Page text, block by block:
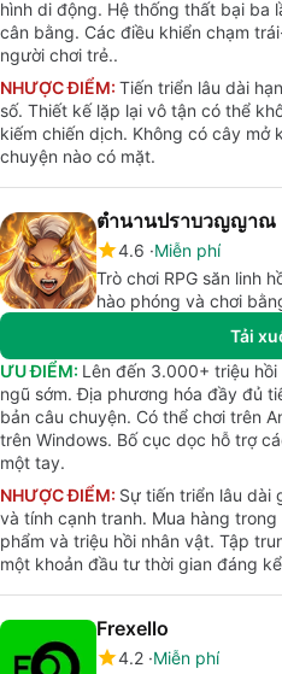
hình di động. Hệ thống thất bại ba
cân bằng. Các điều khiển chạm
người chơi trẻ..
NHƯỢC ĐIỂM: Tiến triển lâu dài
số. Thiết kế lặp lại vô tận có thể
kiếm chiến dịch. Không có cây mở
chuyện nào có mặt.
ตำนานปราบวญญาณ
4.6 Miễn phí
Trò chơi RPG săn linh
hào phóng và chơi
Tải
ƯU ĐIỂM: Lên đến 3.000+ triệu
ngũ sớm. Địa phương hóa đầy đủ
bản câu chuyện. Có thể chơi trên
trên Windows. Bố cục dọc hỗ trợ
một tay.
NHƯỢC ĐIỂM: Sự tiến triển lâu dài
và tính cạnh tranh. Mua hàng
phẩm và triệu hồi nhân vật. Tập
một khoản đầu tư thời gian đáng
Frexello
4.2 Miễn phí